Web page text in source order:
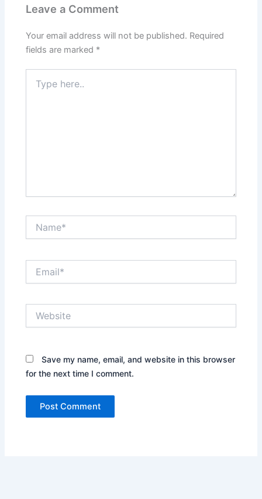
Leave a Comment
Your email address will not be published. Required
fields are marked *
here..
Save my name, email, and website in this browser
for the next time I comment.